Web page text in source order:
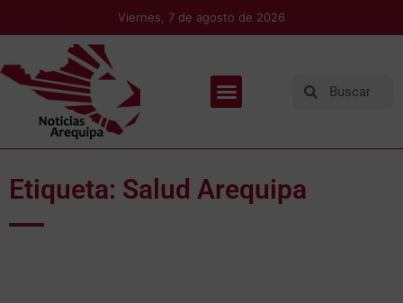
Viernes, 7 de agosto de 2026
Etiqueta: Salud Arequipa